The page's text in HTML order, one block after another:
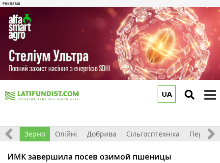
UA
Світ Зерно Олійні Добрива Сільгосптехніка
ИМК завершила посев озимой пшеницы